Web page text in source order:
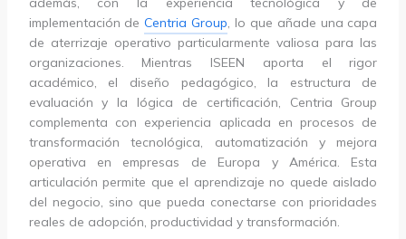
implementación deCentria Group, lo que añade una capa
de aterrizaje operativo particularmente valiosa para las
organizaciones. Mientras ISEEN aporta el rigor
académico, el diseño pedagógico, la estructura de
evaluación y la lógica de certificación, Centria Group
complementa con experiencia aplicada en procesos de
transformación tecnológica, automatización y mejora
operativa en empresas de Europa y América. Esta
articulación permite que el aprendizaje no quede aislado
del negocio, sino que pueda conectarse con prioridades
reales de adopción, productividad y transformación.